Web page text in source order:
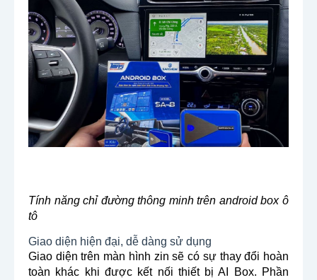
Tính năng chỉ đường thông minh trên android box ô
tô
Giao diện hiện đại, dễ dàng sử dụng
Giao diện trên màn hình zin sẽ có sự thay đổi hoàn
toàn khác khi được kết nối thiết bị AI Box. Phần